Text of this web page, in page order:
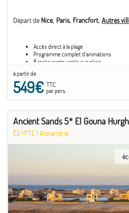
Départ de Nice Paris Francfort Autres
Accès direct à la plage
Programme complet d'animations
8 restaurants variés sur place
à partir de
549€TTC
par pers.
Ancient Sands 5* El Gouna
EGYPTE | Alexandrie